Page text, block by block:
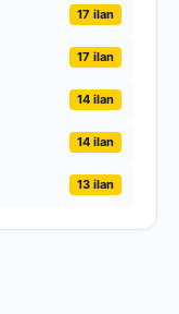
17 ilan
17 ilan
14 ilan
14 ilan
13 ilan